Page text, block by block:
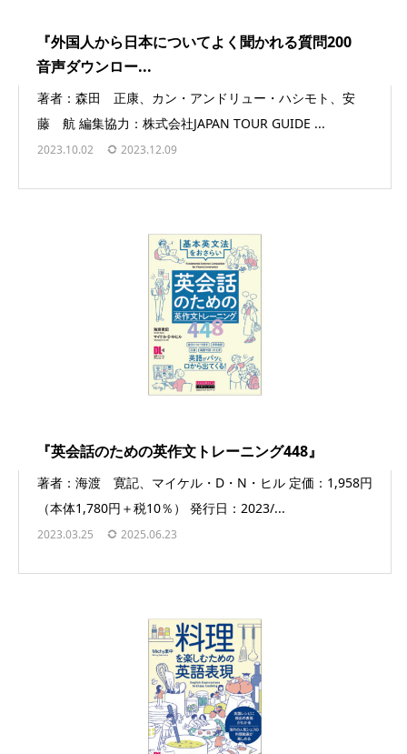
『外国人から日本についてよく聞かれる質問200
音声ダウンロー...
著者：森田 正康、カン・アンドリュー・ハシモト、安
藤 航 編集協力：株式会社JAPAN TOUR GUIDE ...
2023.10.02 2023.12.09
『英会話のための英作文トレーニング448』
著者：海渡 寛記、マイケル・D・N・ヒル 定価：1,958円
（本体1,780円＋税10％） 発行日：2023/...
2023.03.25 2025.06.23